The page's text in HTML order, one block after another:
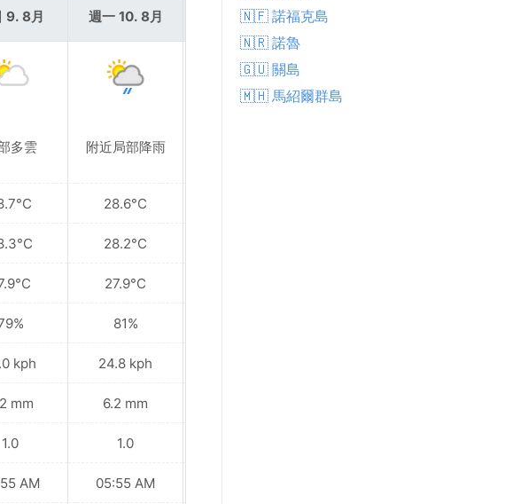
9. 8月
多雲
kph
mm
1.0
AM
週一 10. 8月
附近局部降雨
28.6°C
28.2°C
27.9°C
81%
24.8 kph
6.2 mm
1.0
05:55 AM
週二 11. 8月
🇳🇫 諾福克島
🇳🇷 諾魯
🇬🇺 關島
🇲🇭 馬紹爾群島